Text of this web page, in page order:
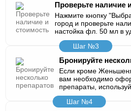
Проверьте наличие
Нажмите кнопку
город и проверьте
настойка фл. 50 мл в
Шаг №3
Бронируйте
Если кроме
вам необходимо
препараты,
Шаг №4